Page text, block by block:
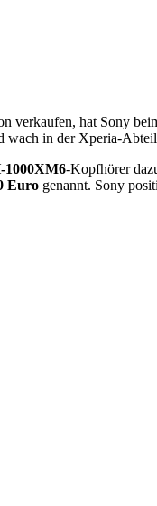
verkaufen, hat Sony
wach in der Xperia-
1000XM6-Kopfhörer
Euro genannt. Sony